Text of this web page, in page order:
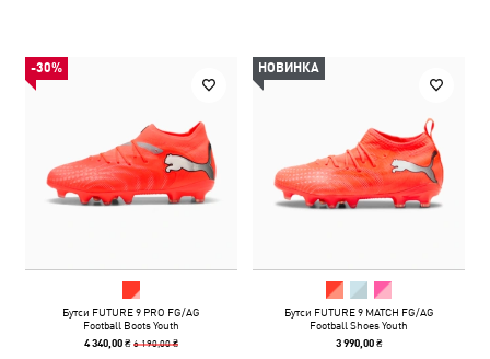
-30%
Бутси FUTURE 9 PRO FG/AG
Football Boots Youth
4 340,00 ₴6 190,00 ₴
НОВИНКА
Бутси FUTURE 9 MATCH FG/AG
Football Shoes Youth
3 990,00 ₴